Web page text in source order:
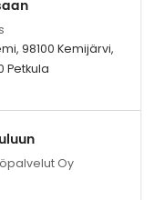
98100 Kemijärvi,
Petkula
Oy